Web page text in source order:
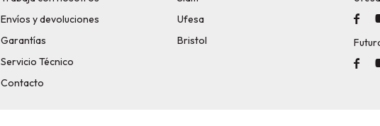
Ufesa
Bristol
Envíos y devoluciones
Garantías
Servicio Técnico
Contacto

